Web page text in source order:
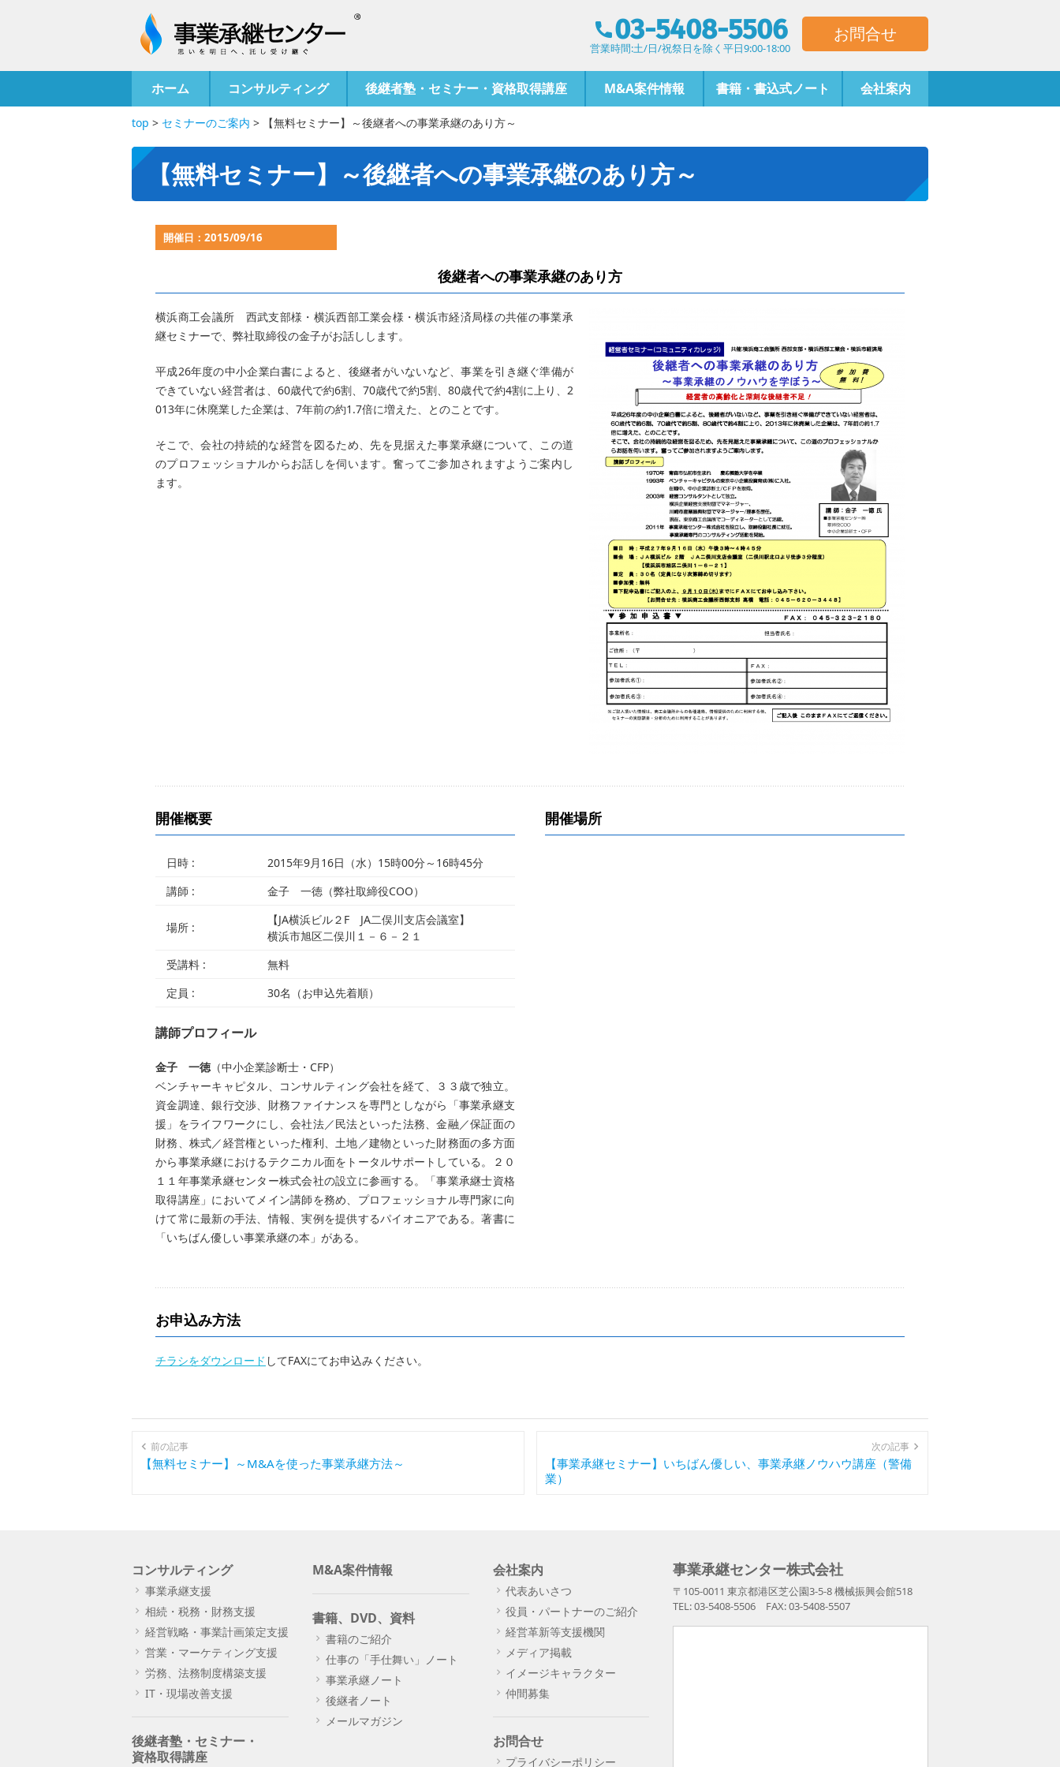
03-5408-5506
営業時間:土/日/祝祭日を除く平日9:00-18:00
お問合せ
ホーム コンサルティング 後継者塾・セミナー・資格取得講座 M&A案件情報 書籍・書込式ノート 会社案内
top > セミナーのご案内 > 【無料セミナー】～後継者への事業承継のあり方～
【無料セミナー】～後継者への事業承継のあり方～
開催日：2015/09/16
後継者への事業承継のあり方
横浜商工会議所 西武支部様・横浜西部工業会様・横浜市経済局様の共催の事業承
継セミナーで、弊社取締役の金子がお話しします。
平成26年度の中小企業白書によると、後継者がいないなど、事業を引き継ぐ準備が
できていない経営者は、60歳代で約6割、70歳代で約5割、80歳代で約4割に上り、2
013年に休廃業した企業は、7年前の約1.7倍に増えた、とのことです。
そこで、会社の持続的な経営を図るため、先を見据えた事業承継について、この道
のプロフェッショナルからお話しを伺います。奮ってご参加されますようご案内し
ます。
開催概要
日時 :
2015年9月16日（水）15時00分～16時45分
講師 :
金子 一徳（弊社取締役COO）
場所 :
【JA横浜ビル２F JA二俣川支店会議室】
横浜市旭区二俣川１－６－２１
受講料 :
無料
定員 :
30名（お申込先着順）
講師プロフィール
金子 一徳（中小企業診断士・CFP）
ベンチャーキャピタル、コンサルティング会社を経て、３３歳で独立。
資金調達、銀行交渉、財務ファイナンスを専門としながら「事業承継支
援」をライフワークにし、会社法／民法といった法務、金融／保証面の
財務、株式／経営権といった権利、土地／建物といった財務面の多方面
から事業承継におけるテクニカル面をトータルサポートしている。２０
１１年事業承継センター株式会社の設立に参画する。「事業承継士資格
取得講座」においてメイン講師を務め、プロフェッショナル専門家に向
けて常に最新の手法、情報、実例を提供するパイオニアである。著書に
「いちばん優しい事業承継の本」がある。
開催場所
お申込み方法
チラシをダウンロード してFAXにてお申込みください。
前の記事
【無料セミナー】～M&Aを使った事業承継方法～
次の記事
【事業承継セミナー】いちばん優しい、事業承継ノウハウ講座（警備
業）
コンサルティング
事業承継支援
相続・税務・財務支援
経営戦略・事業計画策定支援
営業・マーケティング支援
労務、法務制度構築支援
IT・現場改善支援
後継者塾・セミナー・
資格取得講座
M&A案件情報
書籍、DVD、資料
書籍のご紹介
仕事の「手仕舞い」ノート
事業承継ノート
後継者ノート
メールマガジン
会社案内
代表あいさつ
役員・パートナーのご紹介
経営革新等支援機関
メディア掲載
イメージキャラクター
仲間募集
お問合せ
プライバシーポリシー
事業承継センター株式会社
〒105-0011 東京都港区芝公園3-5-8 機械振興会館518
TEL: 03-5408-5506 FAX: 03-5408-5507